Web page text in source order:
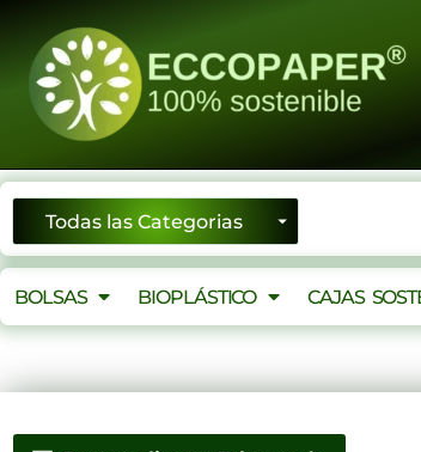
contenido
BOLSAS BIOPLÁSTICO CAJAS